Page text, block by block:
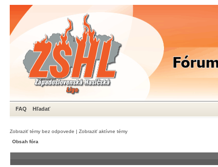
FAQ Hľadať
Zobraziť témy bez odpovede | Zobraziť aktívne témy
Obsah fóra